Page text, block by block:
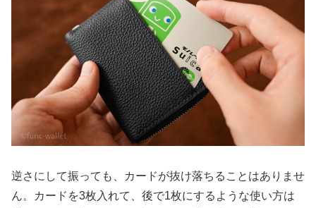
逆さにして振っても、カードが抜け落ちることはありませ
ん。カードを3枚入れて、後で1枚にするような使い方は